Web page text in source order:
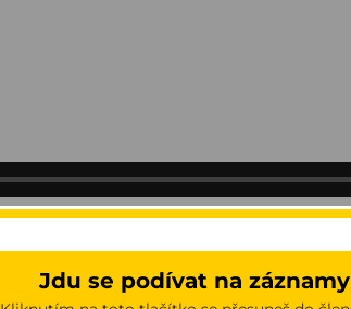
Jdu se podívat na záznamy